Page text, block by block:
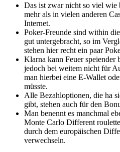
Das ist zwar nicht so viel wie
mehr als in vielen anderen
Internet.
Poker-Freunde sind within
gut untergebracht, so im
stehen hier recht ein paar
Klarna kann Feuer speiender
jedoch bei weitem nicht für
man hierbei eine E-Wallet
müsste.
Alle Bezahloptionen, die ha
gibt, stehen auch für den
Man benennt es manchmal
Monte Carlo Different
durch dem europäischen
verwechseln.